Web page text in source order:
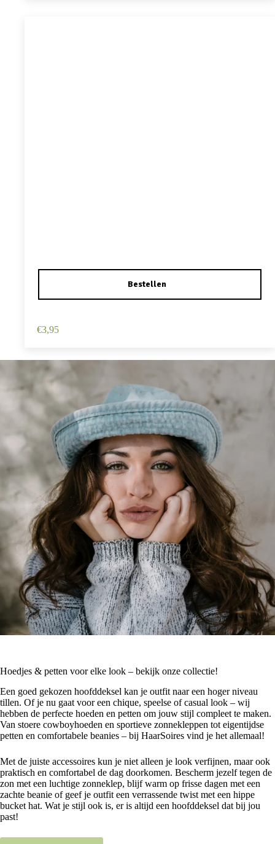
€3,95
Hoedjes & petten voor elke look – bekijk onze collectie!
Een goed gekozen hoofddeksel kan je outfit naar een hoger niveau
tillen. Of je nu gaat voor een chique, speelse of casual look – wij
hebben de perfecte hoeden en petten om jouw stijl compleet te maken.
Van stoere cowboyhoeden en sportieve zonnekleppen tot eigentijdse
petten en comfortabele beanies – bij HaarSoires vind je het allemaal!
Met de juiste accessoires kun je niet alleen je look verfijnen, maar ook
praktisch en comfortabel de dag doorkomen. Bescherm jezelf tegen de
zon met een luchtige zonneklep, blijf warm op frisse dagen met een
zachte beanie of geef je outfit een verrassende twist met een hippe
bucket hat. Wat je stijl ook is, er is altijd een hoofddeksel dat bij jou
past!